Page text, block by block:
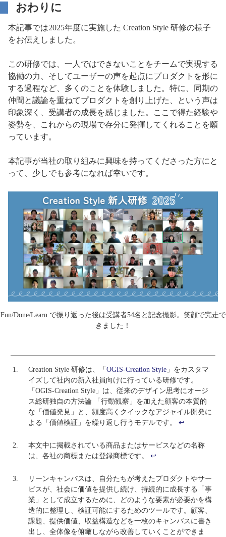
おわりに
本記事では2025年度に実施した Creation Style 研修の様子
をお伝えしました。
この研修では、一人ではできないことをチームで実現する
協働の力、そしてユーザーの声を起点にプロダクトを形に
する過程など、多くのことを体験しました。特に、同期の
仲間と議論を重ねてプロダクトを創り上げた、という声は
印象深く、受講者の成長を感じました。ここで得た経験や
姿勢を、これからの現場で存分に発揮してくれることを願
っています。
本記事が当社の取り組みに興味を持ってくださった方にと
って、少しでも参考になれば幸いです。
Fun/Done/Learn で振り返った後は受講者54名と記念撮影。笑顔で完走で
きました！
Creation Style 研修は、「OGIS-Creation Style 」をカスタマ
イズして社内の新入社員向けに行っている研修です。
「OGIS-Creation Style」は、従来のデザイン思考にオージ
ス総研独自の方法論 「行動観察」を加えた顧客の本質的
な「価値発見」と、頻度高くクイックなアジャイル開発に
よる「価値検証」を繰り返し行うモデルです。 ↩
本文中に掲載されている商品またはサービスなどの名称
は、各社の商標または登録商標です。 ↩
リーンキャンバスは、自分たちが考えたプロダクトやサー
ビスが、社会に価値を提供し続け、持続的に成長する「事
業」として成立するために、どのような要素が必要かを構
造的に整理し、検証可能にするためのツールです。顧客、
課題、提供価値、収益構造などを一枚のキャンバスに書き
出し、全体像を俯瞰しながら改善していくことができま